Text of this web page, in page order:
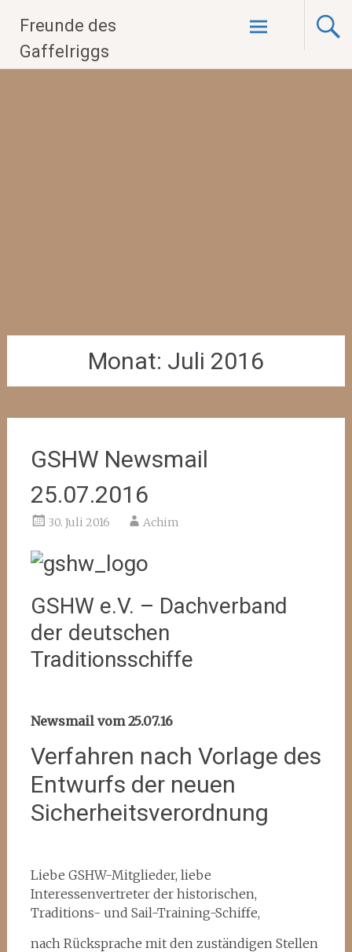
Inhalt
springen
Freunde des
Gaffelriggs
Monat: Juli 2016
GSHW Newsmail
25.07.2016
30. Juli 2016 Achim
GSHW e.V. – Dachverband
der deutschen
Traditionsschiffe
Newsmail vom 25.07.16
Verfahren nach Vorlage des
Entwurfs der neuen
Sicherheitsverordnung
Liebe GSHW-Mitglieder, liebe
Interessenvertreter der historischen,
Traditions- und Sail-Training-Schiffe,
nach Rücksprache mit den zuständigen Stellen